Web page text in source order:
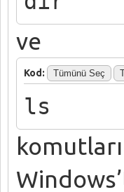
ve
Kod: Tümünü Seç
ls